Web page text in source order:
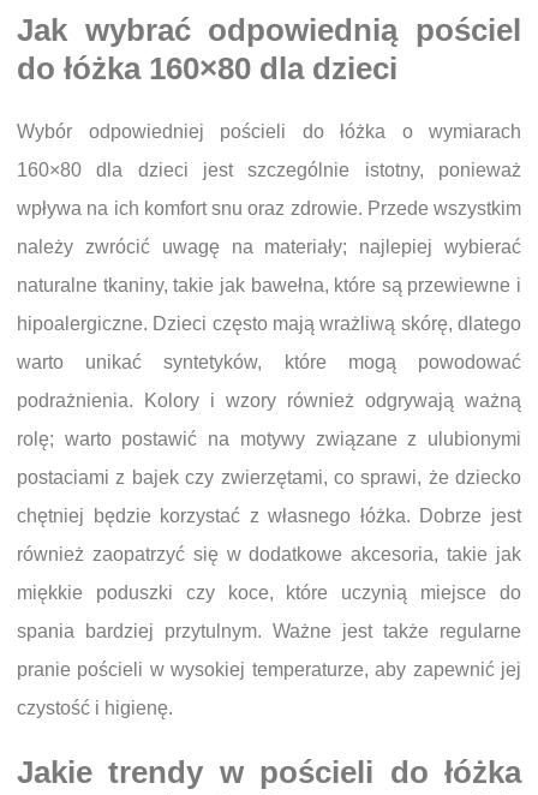
Jak wybrać odpowiednią pościel
do łóżka 160×80 dla dzieci
Wybór odpowiedniej pościeli do łóżka o wymiarach
160×80 dla dzieci jest szczególnie istotny, ponieważ
wpływa na ich komfort snu oraz zdrowie. Przede wszystkim
należy zwrócić uwagę na materiały; najlepiej wybierać
naturalne tkaniny, takie jak bawełna, które są przewiewne i
hipoalergiczne. Dzieci często mają wrażliwą skórę, dlatego
warto unikać syntetyków, które mogą powodować
podrażnienia. Kolory i wzory również odgrywają ważną
rolę; warto postawić na motywy związane z ulubionymi
postaciami z bajek czy zwierzętami, co sprawi, że dziecko
chętniej będzie korzystać z własnego łóżka. Dobrze jest
również zaopatrzyć się w dodatkowe akcesoria, takie jak
miękkie poduszki czy koce, które uczynią miejsce do
spania bardziej przytulnym. Ważne jest także regularne
pranie pościeli w wysokiej temperaturze, aby zapewnić jej
czystość i higienę.
Jakie trendy w pościeli do łóżka